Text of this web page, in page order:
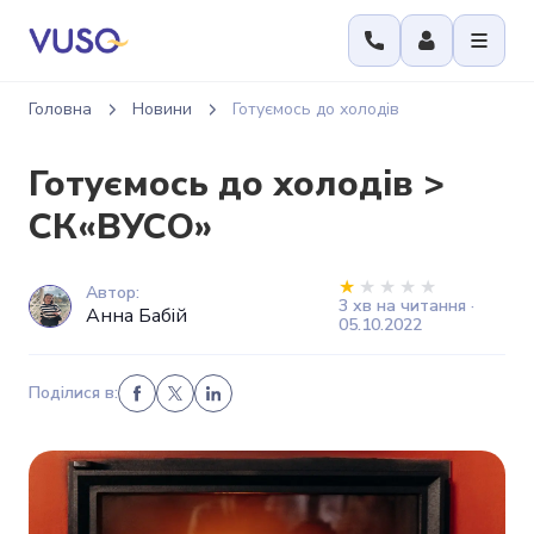
Головна Новини Готуємось до холодів
Готуємось до холодів >
СК«ВУСО»
Автор:
Анна Бабій
3 хв на читання ·
05.10.2022
Поділися в: